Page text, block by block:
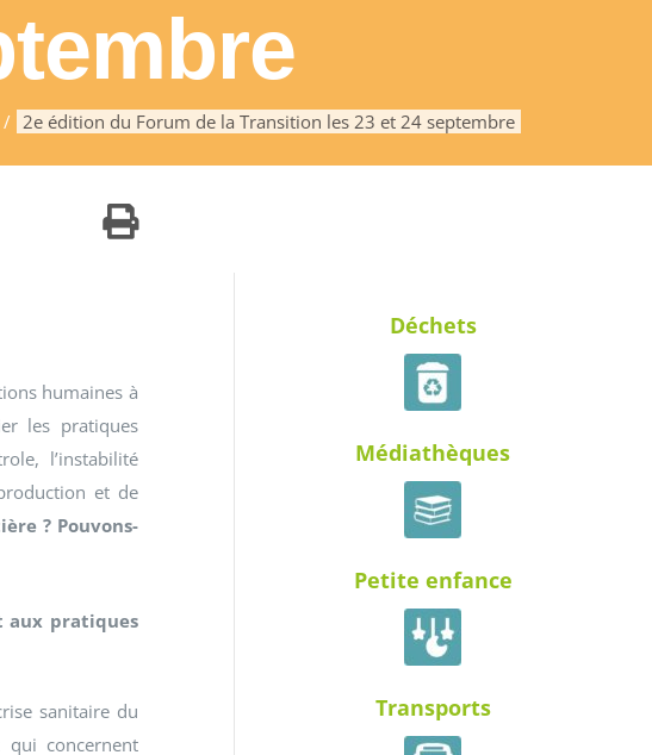
2e édition du Forum de la Transition les 23 et 24 septembre
humaines à
les pratiques
l’instabilité
et de
? Pouvons-
aux pratiques
sanitaire du
qui concernent
Déchets
Médiathèques
Petite enfance
Transports